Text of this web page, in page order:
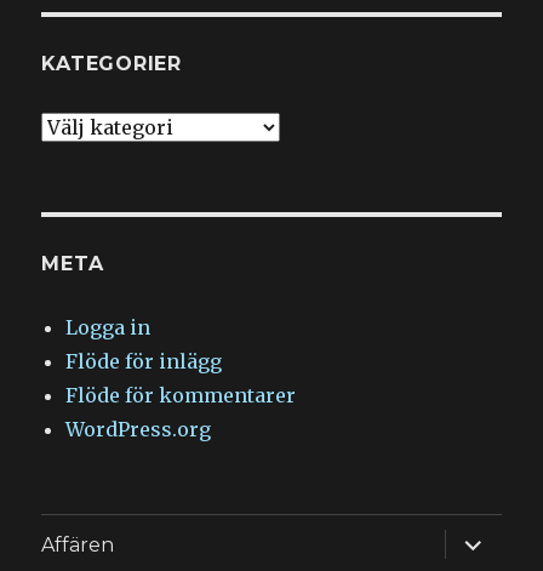
KATEGORIER
Kategorier
META
Logga in
Flöde för inlägg
Flöde för kommentarer
WordPress.org
Affären